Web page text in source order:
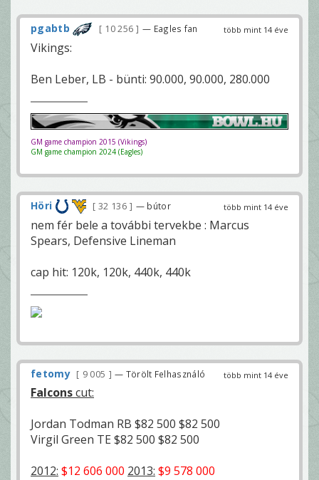
több mint 14 éve
pgabtb 10 256 — Eagles fan
Vikings:
Ben Leber, LB - bünti: 90.000, 90.000, 280.000
GM game champion 2015 (Vikings)
GM game champion 2024 (Eagles)
több mint 14 éve
Höri 32 136 — bútor
nem fér bele a további tervekbe : Marcus
Spears, Defensive Lineman
cap hit: 120k, 120k, 440k, 440k
több mint 14 éve
fetomy 9 005 — Törölt Felhasználó
Falconscut:
Jordan Todman RB $82 500 $82 500
Virgil Green TE $82 500 $82 500
2012: $12 606 000 2013: $9 578 000